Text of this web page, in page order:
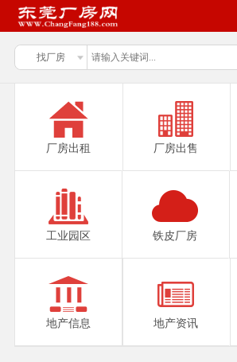
厂房出租 厂房出售
工业园区 铁皮厂房
地产信息 地产资讯